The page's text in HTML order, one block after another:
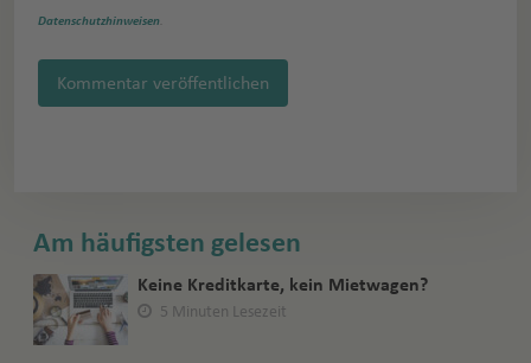
Datenschutzhinweisen
Kommentar veröffentlichen
Am häufigsten gelesen
Keine Kreditkarte, kein Mietwagen?
5 Minuten Lesezeit